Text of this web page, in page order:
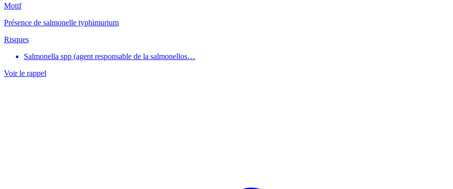
Motif
Présence de salmonelle typhimurium
Risques
Salmonella spp (agent responsable de la salmonellos…
Voir le rappel